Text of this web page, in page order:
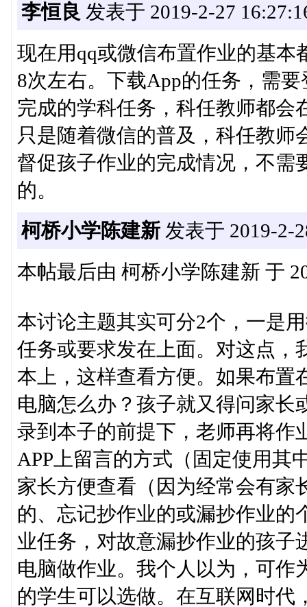
李恒良 发表于 2019-2-27
现在用qq或微信布置作业的基
8次左右。下载App的任务，需
完成的学科任务，科任教师都会
只是随着微信的普及，科任教师
督促孩子作业的完成情况，不需
的。
柯桥小学陈建新发表于 2019-2-
本帖最后由 柯桥小学陈建新 于
本讨论主题其实可分2个，一是
任务或要求发在上面。对这点，
本上，这样查看方便。如果布置
电脑怎么办？孩子就又得问家长
录到本子的前提下，老师再将作
APP上留言的方式（固定使用其
家长方便查看（因为经常会有家
的、忘记抄作业的或漏抄作业的
业任务，对故意漏抄作业的孩子
电脑做作业。我个人以为，可作
的学生可以选做。在互联网时代